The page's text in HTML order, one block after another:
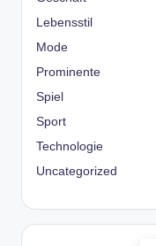
Lebensstil
Mode
Prominente
Spiel
Sport
Technologie
Uncategorized